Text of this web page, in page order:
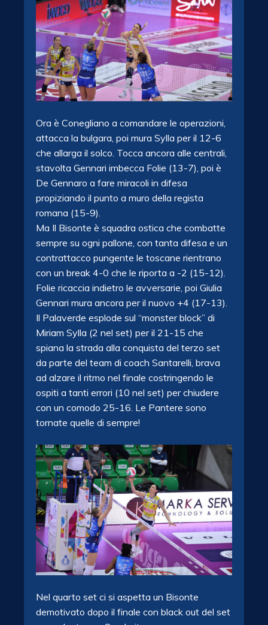
Ora è Conegliano a comandare le operazioni,
attacca la bulgara, poi mura Sylla per il 12-6
che allarga il solco. Tocca ancora alle centrali,
stavolta Gennari imbecca Folie (13-7), poi è
De Gennaro a fare miracoli in difesa
propiziando il punto a muro della regista
romana (15-9).
Ma Il Bisonte è squadra ostica che combatte
sempre su ogni pallone, con tanta difesa e un
contrattacco pungente le toscane rientrano
con un break 4-0 che le riporta a -2 (15-12).
Folie ricaccia indietro le avversarie, poi Giulia
Gennari mura ancora per il nuovo +4 (17-13).
Il Palaverde esplode sul “monster block” di
Miriam Sylla (2 nel set) per il 21-15 che
spiana la strada alla conquista del terzo set
da parte del team di coach Santarelli, brava
ad alzare il ritmo nel finale costringendo le
ospiti a tanti errori (10 nel set) per chiudere
con un comodo 25-16. Le Pantere sono
tornate quelle di sempre!
Nel quarto set ci si aspetta un Bisonte
demotivato dopo il finale con black out del set